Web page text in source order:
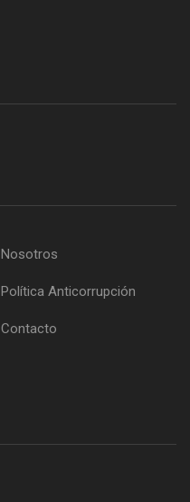
Nosotros
Política Anticorrupción
Contacto